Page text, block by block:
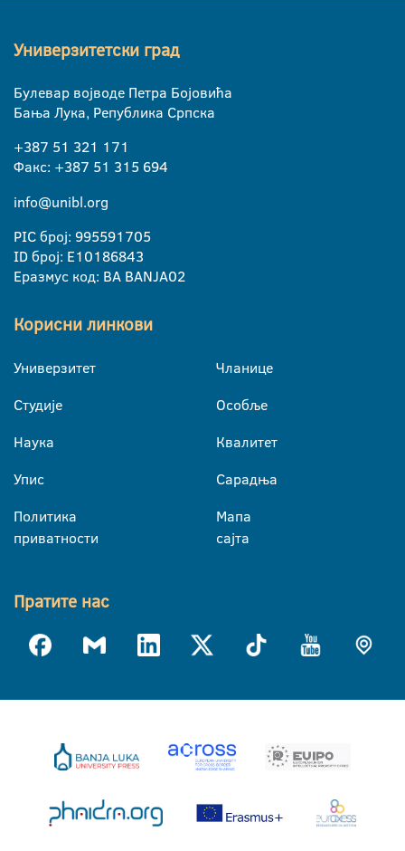
Универзитетски град
Булевар војводе Петра Бојовића
Бања Лука, Република Српска
+387 51 321 171
Факс: +387 51 315 694
info@unibl.org
PIC број: 995591705
ID број: E10186843
Еразмус код: BA BANJA02
Корисни линкови
Универзитет
Студије
Наука
Упис
Политика
приватности
Чланице
Особље
Квалитет
Сарадња
Мапа
сајта
Пратите нас